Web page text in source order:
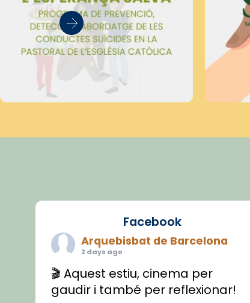
Facebook
Arquebisbat de Barcelona
2 days ago
🎬 Aquest estiu, cinema per
gaudir i també per reflexionar!